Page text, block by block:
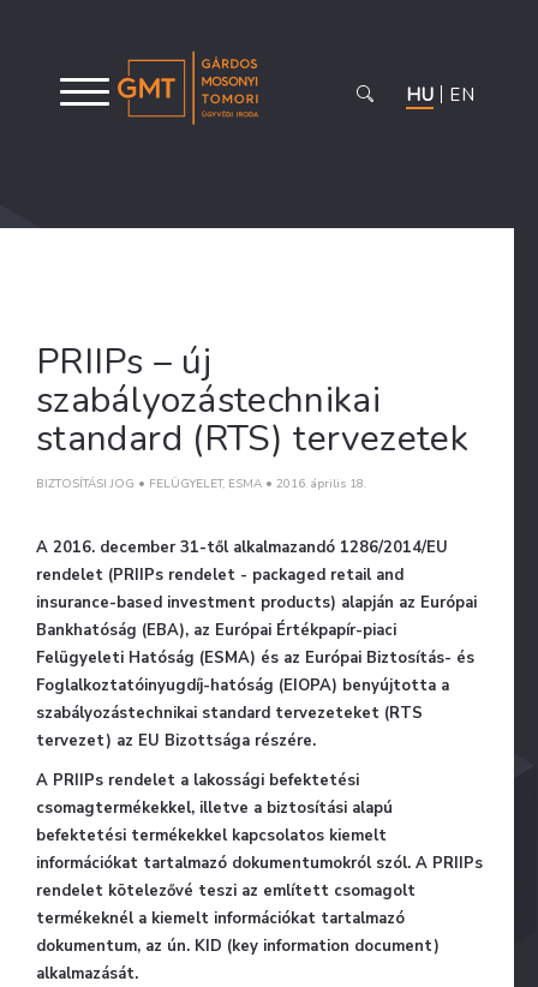
HU EN
PRIIPs – új
szabályozástechnikai
standard (RTS) tervezetek
BIZTOSÍTÁSI JOG • FELÜGYELET, ESMA • 2016. április 18.
A 2016. december 31-től alkalmazandó 1286/2014/EU
rendelet (PRIIPs rendelet - packaged retail and
insurance-based investment products) alapján az Európai
Bankhatóság (EBA), az Európai Értékpapír-piaci
Felügyeleti Hatóság (ESMA) és az Európai Biztosítás- és
Foglalkoztatóinyugdíj-hatóság (EIOPA) benyújtotta a
szabályozástechnikai standard tervezeteket (RTS
tervezet) az EU Bizottsága részére.
A PRIIPs rendelet a lakossági befektetési
csomagtermékekkel, illetve a biztosítási alapú
befektetési termékekkel kapcsolatos kiemelt
információkat tartalmazó dokumentumokról szól. A PRIIPs
rendelet kötelezővé teszi az említett csomagolt
termékeknél a kiemelt információkat tartalmazó
dokumentum, az ún. KID (key information document)
alkalmazását.